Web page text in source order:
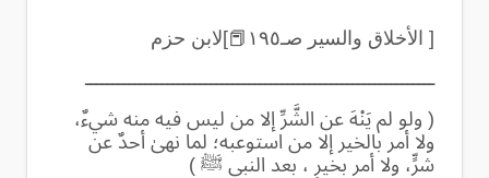
[ الأخلاق والسير صـ١٩٥ 📕]لابن حزم
ــــــــــــــــــــــــــــــــــــــــــــــــــــــــــــــــ
( ولو لم يَنْهَ عن الشَّرِّ إلا من ليس فيه منه شيءٌ،
ولا أمر بالخير إلا من استوعبه؛ لما نهىٰ أحدٌ عن
شرٍّ، ولا أمر بخيرٍ ، بعد النبي ﷺ )